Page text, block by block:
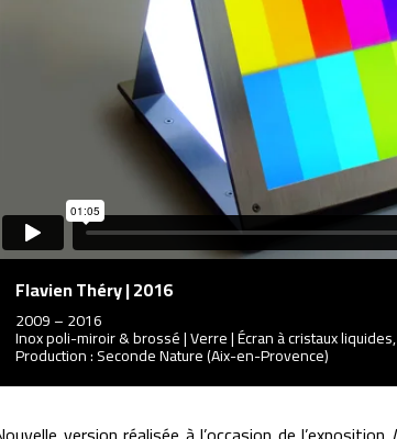
Flavien Théry | 2016
2009 – 2016
Inox poli-miroir & brossé | Verre | Écran à cristaux
Production : Seconde Nature (Aix-en-Provence)